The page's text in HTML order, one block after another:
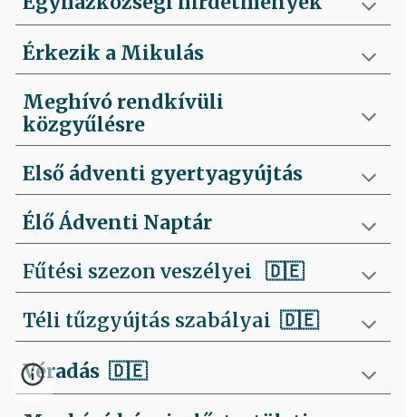
Érkezik a Mikulás
Meghívó rendkívüli
közgyűlésre
Első ádventi gyertyagyújtás
Élő Ádventi Naptár
Fűtési szezon veszélyei 🇩🇪
Téli tűzgyújtás szabályai 🇩🇪
Véradás 🇩🇪